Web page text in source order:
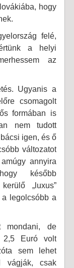
hogy
felé,
a helyi
az
Ugyanis a
csomagolt
formában is
nem tudott
igen, és ő
változatot
annyira
később
„luxus”
legolcsóbb a
mondani, de
2,5 Euró volt
sem lehet
vágják, csak